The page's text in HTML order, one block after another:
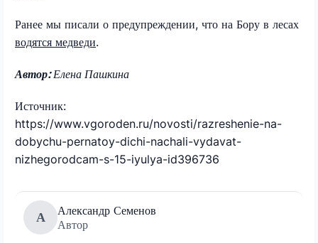
Ранее мы писали о предупреждении, что на Бору в лесах
водятся медведи.
Автор:Елена Пашкина
Источник:
https://www.vgoroden.ru/novosti/razreshenie-na-
dobychu-pernatoy-dichi-nachali-vydavat-
nizhegorodcam-s-15-iyulya-id396736
А
Александр Семенов
Автор